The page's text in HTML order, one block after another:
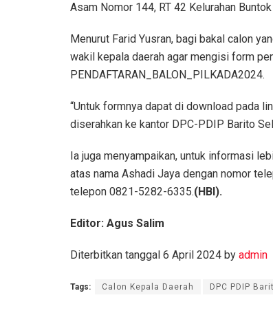
Asam Nomor 144, RT 42 Kelurahan
Menurut Farid Yusran, bagi bakal calon
wakil kepala daerah agar mengisi form
PENDAFTARAN_BALON_PILKADA2024.
“Untuk formnya dapat di download pada
diserahkan ke kantor DPC-PDIP Barito
Ia juga menyampaikan, untuk informasi
atas nama Ashadi Jaya dengan nomor
telepon 0821-5282-6335.(HBI).
Editor: Agus Salim
Diterbitkan tanggal 6 April 2024 by admin
Tags: Calon Kepala Daerah DPC PDIP